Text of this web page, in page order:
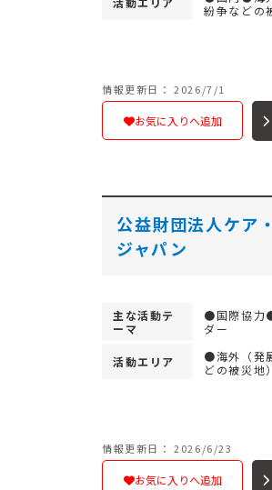
紛争などの
情報更新日： 2026/7/1
お気に入りへ追加
公益財団法人ケア
ジャパン
主な活動テ
ーマ
●国際協力
ダー
活動エリア
●海外（発
どの被災地）
情報更新日： 2026/6/23
お気に入りへ追加